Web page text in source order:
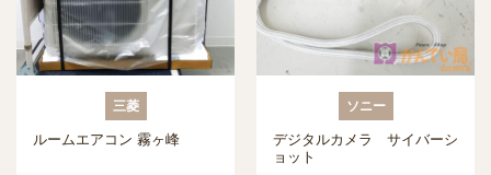
三菱
ルームエアコン 霧ヶ峰
ソニー
デジタルカメラ サイバーシ
ョット